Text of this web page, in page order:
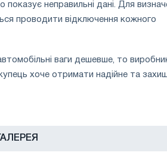
показує неправильні дані. Для
проводити відключення кожного
ваги дешевше, то
хоче отримати надійне та